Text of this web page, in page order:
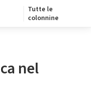
Tutte le
colonnine
nel